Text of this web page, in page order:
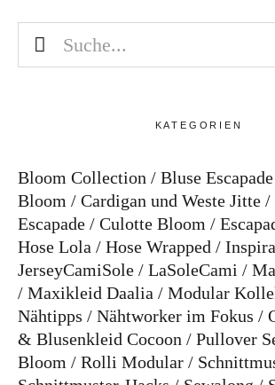
KATEGORIEN
Bloom Collection Bluse Escapade
Bloom
Cardigan und Weste Jitte
Escapade
Culotte Bloom
Hose Lola
Hose Wrapped
JerseyCamiSole
LaSoleCami
Maxikleid Daalia
Modular
Nähtipps
Nähtworker im Fokus
& Blusenkleid Cocoon
Pullover
Bloom
Rolli Modular